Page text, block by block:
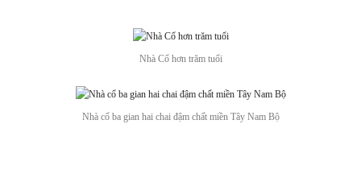
Nhà Cổ hơn trăm tuổi
Nhà cổ ba gian hai chai đậm chất miền Tây Nam Bộ